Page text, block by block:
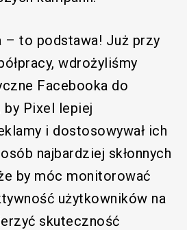
– to podstawa! Już przy
wdrożyliśmy
Facebooka do
by Pixel lepiej
i dostosowywał ich
najbardziej skłonnych
by móc monitorować
użytkowników na
skuteczność